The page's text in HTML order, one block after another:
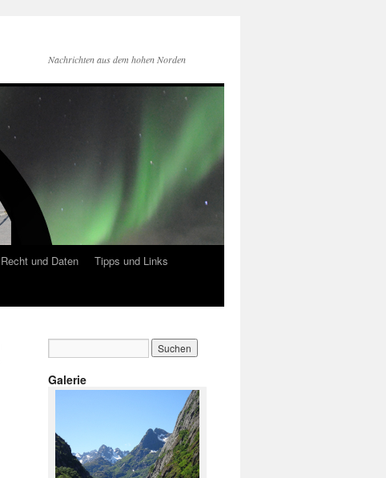
Nachrichten aus dem hohen Norden
Recht und Daten
Tipps und Links
Galerie